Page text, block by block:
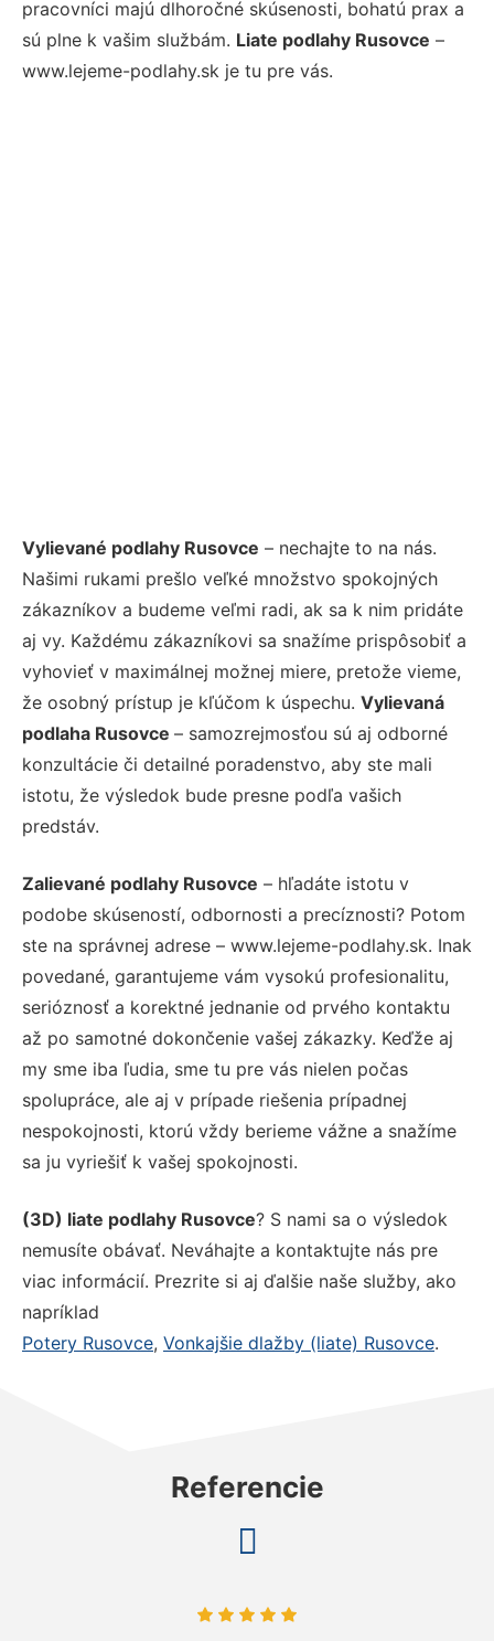
pracovníci majú dlhoročné skúsenosti, bohatú prax a
sú plne k vašim službám. Liate podlahy Rusovce –
www.lejeme-podlahy.sk je tu pre vás.
Vylievané podlahy Rusovce – nechajte to na nás.
Našimi rukami prešlo veľké množstvo spokojných
zákazníkov a budeme veľmi radi, ak sa k nim pridáte
aj vy. Každému zákazníkovi sa snažíme prispôsobiť a
vyhovieť v maximálnej možnej miere, pretože vieme,
že osobný prístup je kľúčom k úspechu. Vylievaná
podlaha Rusovce – samozrejmosťou sú aj odborné
konzultácie či detailné poradenstvo, aby ste mali
istotu, že výsledok bude presne podľa vašich
predstáv.
Zalievané podlahy Rusovce – hľadáte istotu v
podobe skúseností, odbornosti a precíznosti? Potom
ste na správnej adrese – www.lejeme-podlahy.sk. Inak
povedané, garantujeme vám vysokú profesionalitu,
serióznosť a korektné jednanie od prvého kontaktu
až po samotné dokončenie vašej zákazky. Keďže aj
my sme iba ľudia, sme tu pre vás nielen počas
spolupráce, ale aj v prípade riešenia prípadnej
nespokojnosti, ktorú vždy berieme vážne a snažíme
sa ju vyriešiť k vašej spokojnosti.
(3D) liate podlahy Rusovce? S nami sa o výsledok
nemusíte obávať. Neváhajte a kontaktujte nás pre
viac informácií. Prezrite si aj ďalšie naše služby, ako
napríklad
Potery Rusovce, Vonkajšie dlažby (liate) Rusovce.
Referencie